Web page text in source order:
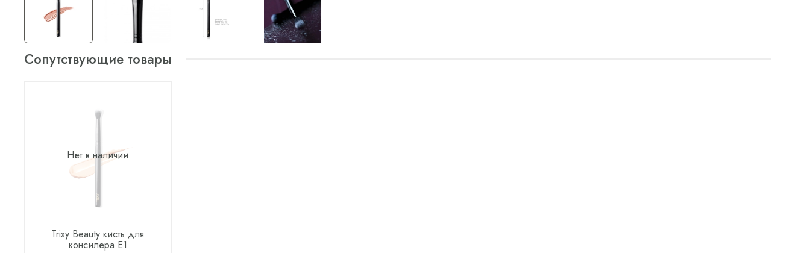
Сопутствующие товары
Нет в наличии
Trixy Beauty кисть для
консилера Е1